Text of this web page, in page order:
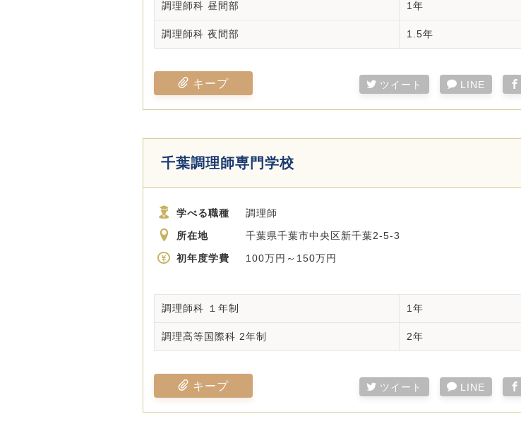
調理師科 昼間部 1年
調理師科 夜間部 1.5年
キープ ツイート LINE
千葉調理師専門学校
学べる職種
調理師
所在地
千葉県千葉市中央区新千葉2-5-3
初年度学費
100万円～150万円
調理師科 １年制 1年
調理高等国際科 2年制 2年
キープ ツイート LINE